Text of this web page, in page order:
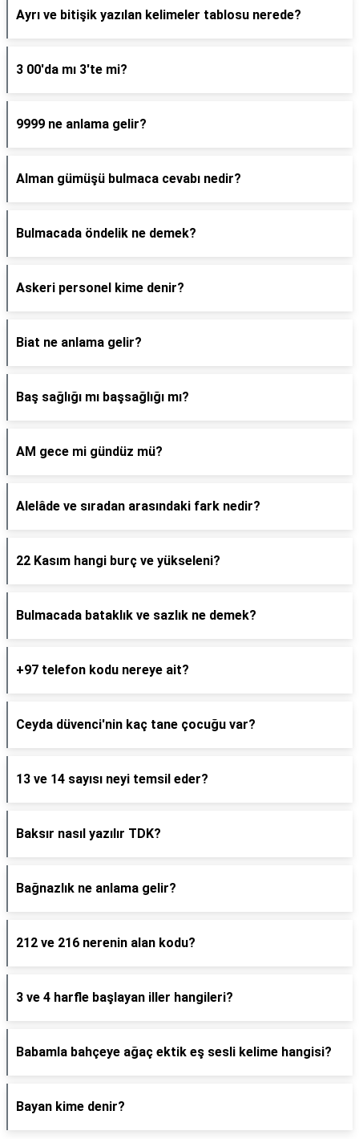
Ayrı ve bitişik yazılan kelimeler tablosu nerede?
3 00'da mı 3'te mi?
9999 ne anlama gelir?
Alman gümüşü bulmaca cevabı nedir?
Bulmacada öndelik ne demek?
Askeri personel kime denir?
Biat ne anlama gelir?
Baş sağlığı mı başsağlığı mı?
AM gece mi gündüz mü?
Alelâde ve sıradan arasındaki fark nedir?
22 Kasım hangi burç ve yükseleni?
Bulmacada bataklık ve sazlık ne demek?
+97 telefon kodu nereye ait?
Ceyda düvenci'nin kaç tane çocuğu var?
13 ve 14 sayısı neyi temsil eder?
Baksır nasıl yazılır TDK?
Bağnazlık ne anlama gelir?
212 ve 216 nerenin alan kodu?
3 ve 4 harfle başlayan iller hangileri?
Babamla bahçeye ağaç ektik eş sesli kelime hangisi?
Bayan kime denir?